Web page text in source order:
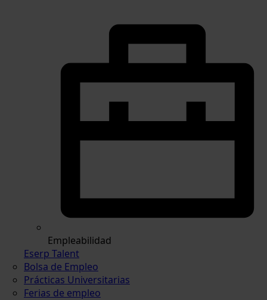
Empleabilidad
Eserp Talent
Bolsa de Empleo
Prácticas Universitarias
Ferias de empleo